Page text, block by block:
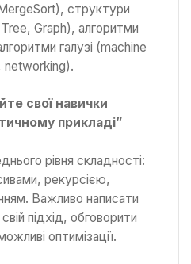
структури
Graph), алгоритми
галузі (machine
networking).
свої навички
прикладі”
рівня складності:
рекурсією,
Важливо написати
підхід, обговорити
оптимізації.